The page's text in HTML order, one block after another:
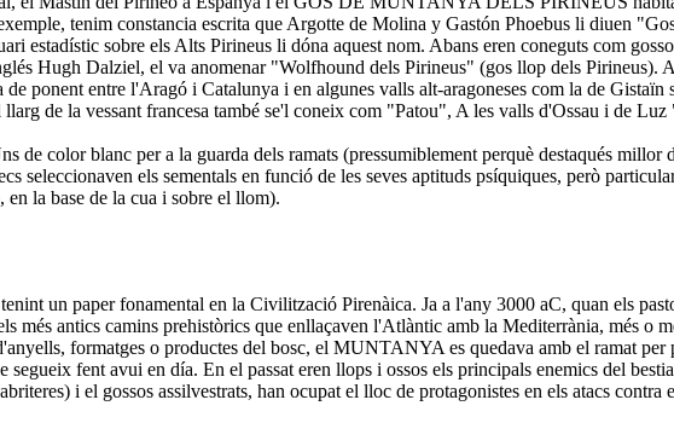
tenim constancia escrita que Argotte de Molina y Gastón Phoebus li diuen
estadístic sobre els Alts Pirineus li dóna aquest nom. Abans eren coneguts com
Hugh Dalziel, el va anomenar "Wolfhound dels Pirineus" (gos llop dels Pirineus).
ponent entre l'Aragó i Catalunya i en algunes valls alt-aragoneses com la de
de la vessant francesa també se'l coneix com "Patou", A les valls d'Ossau i de
de color blanc per a la guarda dels ramats (pressumiblement perquè destaqués
seleccionaven els sementals en funció de les seves aptituds psíquiques, però
la base de la cua i sobre el llom).
un paper fonamental en la Civilització Pirenàica. Ja a l'any 3000 aC, quan els
més antics camins prehistòrics que enllaçaven l'Atlàntic amb la Mediterrània, més o
formatges o productes del bosc, el MUNTANYA es quedava amb el ramat
fent avui en día. En el passat eren llops i ossos els principals enemics del
i el gossos assilvestrats, han ocupat el lloc de protagonistes en els atacs contra